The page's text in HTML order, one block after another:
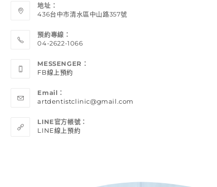
地址：
436台中市清水區中山路357號
預約專線：
04-2622-1066
MESSENGER：
FB線上預約
Email：
artdentistclinic@gmail.com
LINE官方帳號：
LINE線上預約